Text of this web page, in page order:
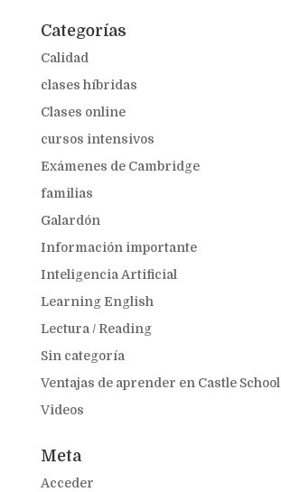
Categorías
Calidad
clases híbridas
Clases online
cursos intensivos
Exámenes de Cambridge
familias
Galardón
Información importante
Inteligencia Artificial
Learning English
Lectura / Reading
Sin categoría
Ventajas de aprender en Castle School
Videos
Meta
Acceder